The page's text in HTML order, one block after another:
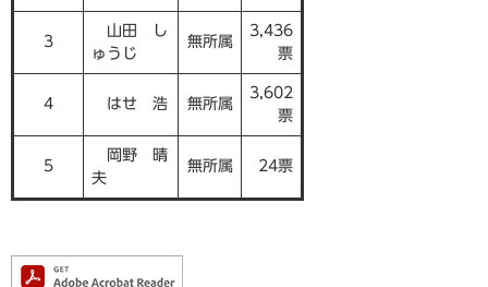
3
山田 し
ゅうじ
無所属
3,436
票
4 はせ 浩 無所属
3,602
票
5
岡野 晴
夫
無所属 24票